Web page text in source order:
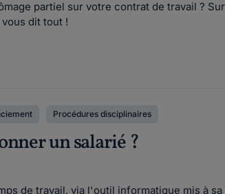
partiel sur votre contrat de travail ?
dit tout !
Procédures disciplinaires
un salarié ?
de travail, via l'outil informatique mis à